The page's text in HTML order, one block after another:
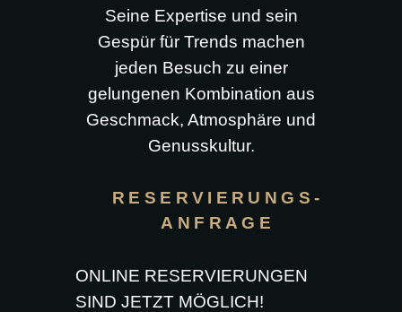
Seine Expertise und sein
Gespür für Trends machen
jeden Besuch zu einer
gelungenen Kombination aus
Geschmack, Atmosphäre und
Genusskultur.
RESERVIERUNGS-
ANFRAGE
ONLINE RESERVIERUNGEN
SIND JETZT MÖGLICH!